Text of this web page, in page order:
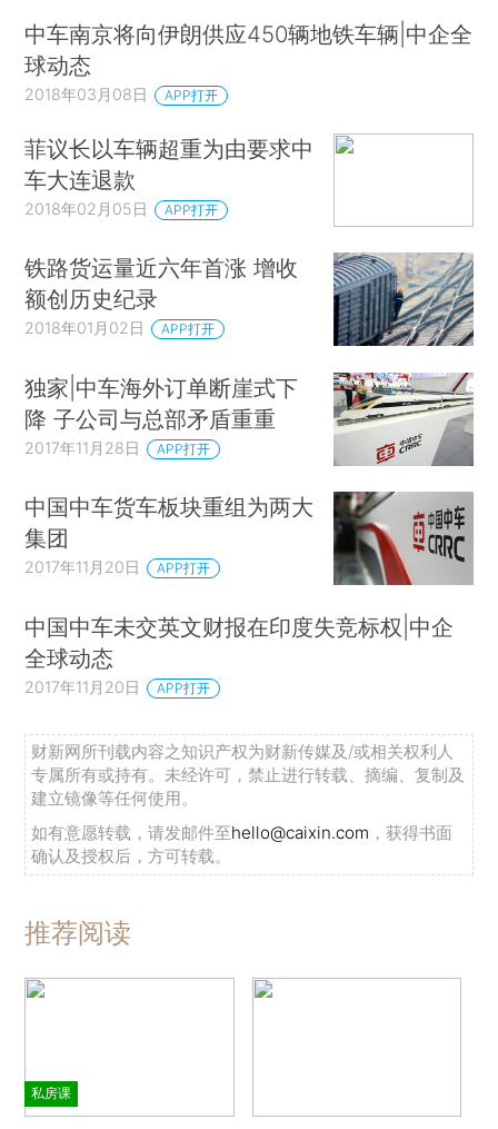
中车南京将向伊朗供应450辆地铁车辆|中企全
球动态
2018年03月08日 APP打开
菲议长以车辆超重为由要求中
车大连退款
2018年02月05日 APP打开
铁路货运量近六年首涨 增收
额创历史纪录
2018年01月02日 APP打开
独家|中车海外订单断崖式下
降 子公司与总部矛盾重重
2017年11月28日 APP打开
中国中车货车板块重组为两大
集团
2017年11月20日 APP打开
中国中车未交英文财报在印度失竞标权|中企
全球动态
2017年11月20日 APP打开
财新网所刊载内容之知识产权为财新传媒及/或相关权利人
专属所有或持有。未经许可，禁止进行转载、摘编、复制及
建立镜像等任何使用。
如有意愿转载，请发邮件至hello@caixin.com ，获得书面
确认及授权后，方可转载。
推荐阅读
私房课